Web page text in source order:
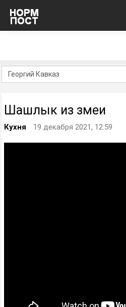
Шашлык из змеи
Кухня 19 декабря 2021, 12:59